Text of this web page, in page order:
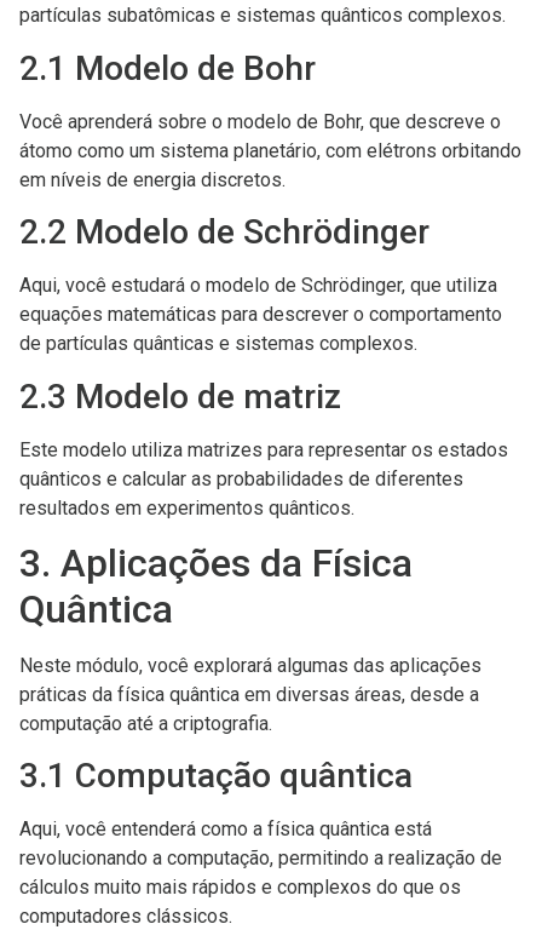
partículas subatômicas e sistemas quânticos complexos.
2.1 Modelo de Bohr
Você aprenderá sobre o modelo de Bohr, que descreve o
átomo como um sistema planetário, com elétrons orbitando
em níveis de energia discretos.
2.2 Modelo de Schrödinger
Aqui, você estudará o modelo de Schrödinger, que utiliza
equações matemáticas para descrever o comportamento
de partículas quânticas e sistemas complexos.
2.3 Modelo de matriz
Este modelo utiliza matrizes para representar os estados
quânticos e calcular as probabilidades de diferentes
resultados em experimentos quânticos.
3. Aplicações da Física
Quântica
Neste módulo, você explorará algumas das aplicações
práticas da física quântica em diversas áreas, desde a
computação até a criptografia.
3.1 Computação quântica
Aqui, você entenderá como a física quântica está
revolucionando a computação, permitindo a realização de
cálculos muito mais rápidos e complexos do que os
computadores clássicos.